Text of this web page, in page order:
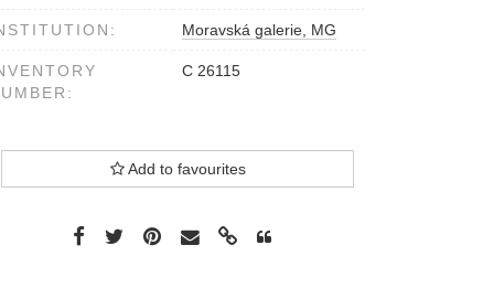
Moravská galerie, MG
C 26115
Add to favourites